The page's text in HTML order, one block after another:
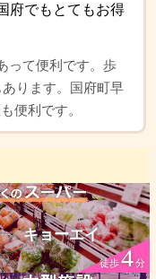
府でもとてもお得
って便利です。歩
ります。国府町早
便利です。
キョーエイ
徒歩4分